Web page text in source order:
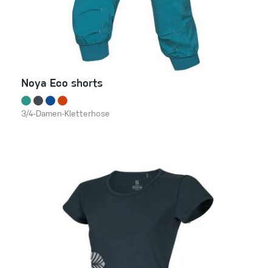
Noya Eco shorts
3/4-Damen-Kletterhose